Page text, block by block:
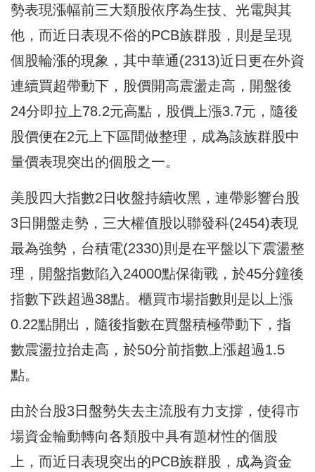
勢表現漲幅前三大類股依序為生技、光電與其
他，而近日表現不俗的PCB族群股，則是呈現
個股輪漲的現象，其中華通(2313)近日更在外資
連續買超帶動下，股價開高震盪走高，開盤後
24分即拉上78.2元高點，股價上漲3.7元，隨後
股價便在2元上下區間做整理，成為該族群股中
量價表現突出的個股之一。
美股四大指數2日收盤持續收黑，連帶影響台股
3日開盤走勢，三大權值股以聯發科(2454)表現
最為強勢，台積電(2330)則是在平盤以下震盪整
理，開盤指數陷入24000點保衛戰，於45分鐘後
指數下跌超過38點。櫃買市場指數則是以上漲
0.22點開出，隨後指數在買盤積極帶動下，指
數震盪拉抬走高，於50分前指數上漲超過1.5
點。
由於台股3日盤勢失去主流股有力支撐，使得市
場資金輪動轉向各類股中具有題材性的個股
上，而近日表現突出的PCB族群股，成為資金